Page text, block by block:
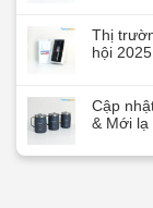
Thị
hội 2025
Cập
& Mới lạ